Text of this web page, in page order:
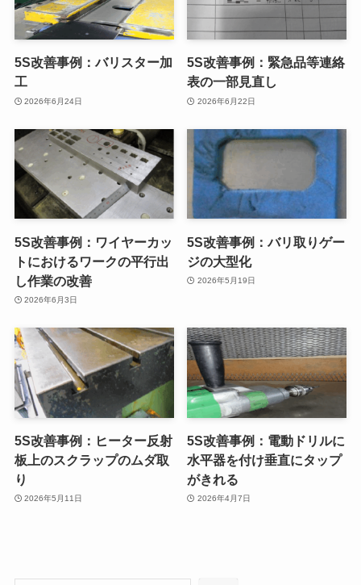
5S改善事例：バリスター加
工
2026年6月24日
5S改善事例：緊急品等連絡
表の一部見直し
2026年6月22日
5S改善事例：ワイヤーカッ
トにおけるワークの平行出
し作業の改善
2026年6月3日
5S改善事例：バリ取りゲー
ジの大型化
2026年5月19日
5S改善事例：ヒーター反射
板上のスクラップのムダ取
り
2026年5月11日
5S改善事例：電動ドリルに
水平器を付け垂直にタップ
がきれる
2026年4月7日